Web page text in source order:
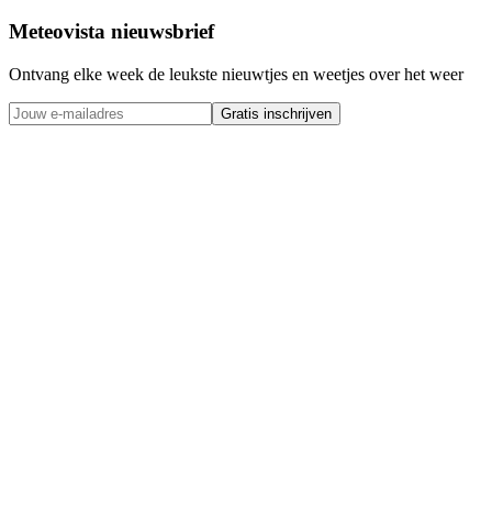
Meteovista nieuwsbrief
Ontvang elke week de leukste nieuwtjes en weetjes over het weer
Gratis inschrijven